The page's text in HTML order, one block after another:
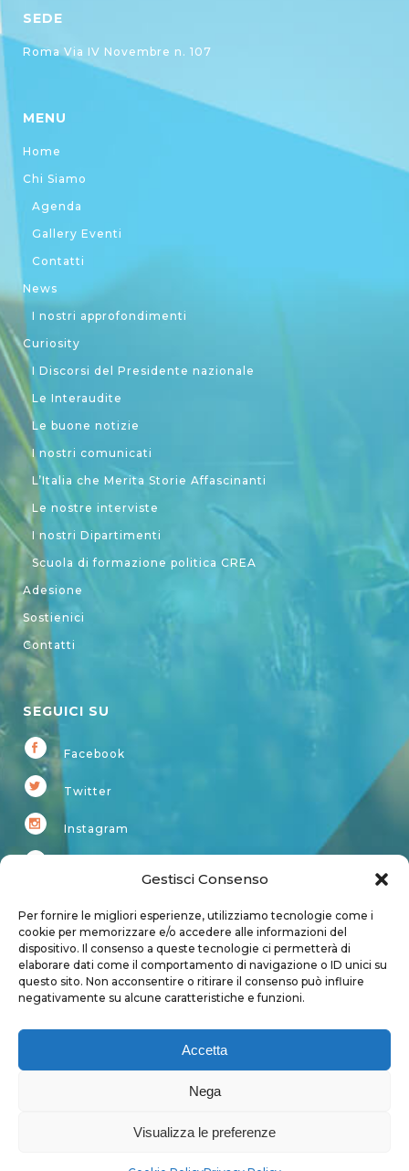
Gestisci Consenso
Per fornire le migliori esperienze, utilizziamo tecnologie come i
cookie per memorizzare e/o accedere alle informazioni del
dispositivo. Il consenso a queste tecnologie ci permetterà di
elaborare dati come il comportamento di navigazione o ID unici su
questo sito. Non acconsentire o ritirare il consenso può influire
negativamente su alcune caratteristiche e funzioni.
Accetta
Nega
Visualizza le preferenze
SEDE
Roma Via IV Novembre n. 107
MENU
Home
Chi Siamo
Agenda
Gallery Eventi
Contatti
News
I nostri approfondimenti
Curiosity
I Discorsi del Presidente nazionale
Le Interaudite
Le buone notizie
I nostri comunicati
L’Italia che Merita Storie Affascinanti
Le nostre interviste
I nostri Dipartimenti
Scuola di formazione politica CREA
Adesione
Sostienici
Contatti
SEGUICI SU
Facebook
Twitter
Instagram
Account
Login